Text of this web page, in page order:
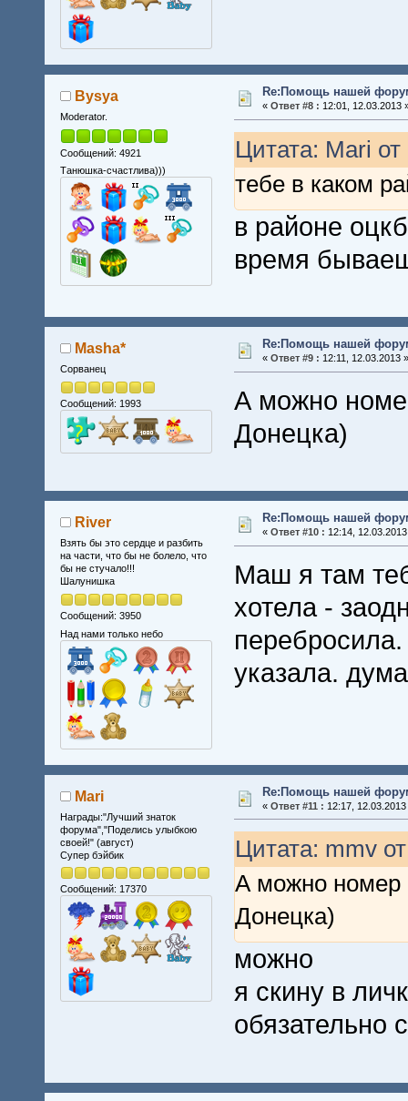
Bysya
Moderator.
Сообщений: 4921
Танюшка-счастлива)))
Re:Помощь нашей
« Ответ #8 : 12:01, 12.03.2013
Цитата: Mari
тебе в каком
в районе
время
Masha*
Сорванец
Сообщений: 1993
Re:Помощь нашей
« Ответ #9 : 12:11, 12.03.2013 »
А можно
Донецка)
River
Взять бы это сердце и разбить
на части, что бы не болело, что
бы не стучало!!!
Шалунишка
Сообщений: 3950
Над нами только небо
Re:Помощь нашей
« Ответ #10 : 12:14,
Маш я там
хотела -
указала.
Mari
Награды:"Лучший знаток
форума","Поделись улыбкою
своей!" (август)
Супер бэйбик
Сообщений: 17370
Re:Помощь нашей
« Ответ #11 : 12:17, 12.03.2013
Цитата: mmv
А можно номер
Донецка)
можно
я скину в
обязательно